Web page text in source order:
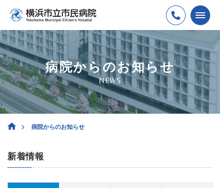
病院からのお知らせ
NEWS
病院からのお知らせ
新着情報